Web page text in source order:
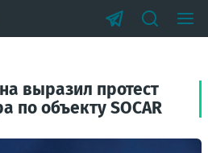
выразил протест
по объекту SOCAR